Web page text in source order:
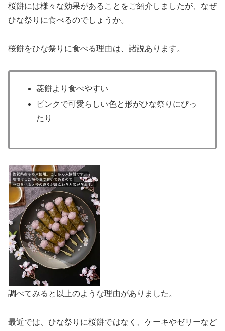
桜餅には様々な効果があることをご紹介しましたが、なぜ
ひな祭りに食べるのでしょうか。
桜餅をひな祭りに食べる理由は、諸説あります。
菱餅より食べやすい
ピンクで可愛らしい色と形がひな祭りにぴっ
たり
調べてみると以上のような理由がありました。
最近では、ひな祭りに桜餅ではなく、ケーキやゼリーなど